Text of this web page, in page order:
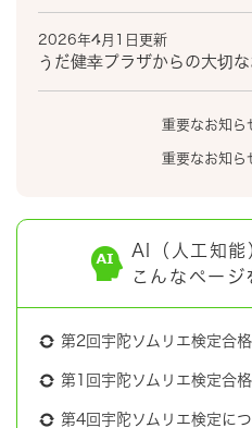
2026年4月1日更新
うだ健幸プラザからの大切
重要なお知ら
重要なお知ら
AI（人工知能
こんなペー
第2回宇陀ソムリエ検定合
第1回宇陀ソムリエ検定合
第4回宇陀ソムリエ検定に